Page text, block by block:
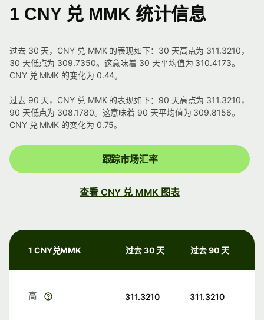
1 CNY 兑 MMK 统计信息
过去 30 天，CNY 兑 MMK 的表现如下：30 天高点为 311.3210，
30 天低点为 309.7350。这意味着 30 天平均值为 310.4173。
CNY 兑 MMK 的变化为 0.44。
过去 90 天，CNY 兑 MMK 的表现如下：90 天高点为 311.3210，
90 天低点为 308.1780。这意味着 90 天平均值为 309.8156。
CNY 兑 MMK 的变化为 0.75。
跟踪市场汇率
查看 CNY 兑 MMK 图表
1 CNY兑MMK 过去 30 天 过去 90 天
高 311.3210 311.3210